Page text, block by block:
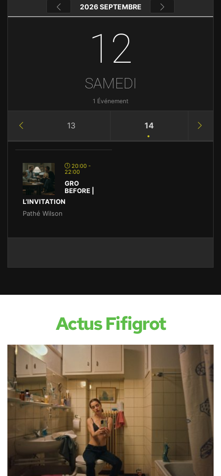
2026 SEPTEMBRE
12
SAMEDI
1 Événement
13 14
20:00 -
22:00
GRO
BEFORE |
L’INVITATION
Pathé Wilson
Actus Fifigrot